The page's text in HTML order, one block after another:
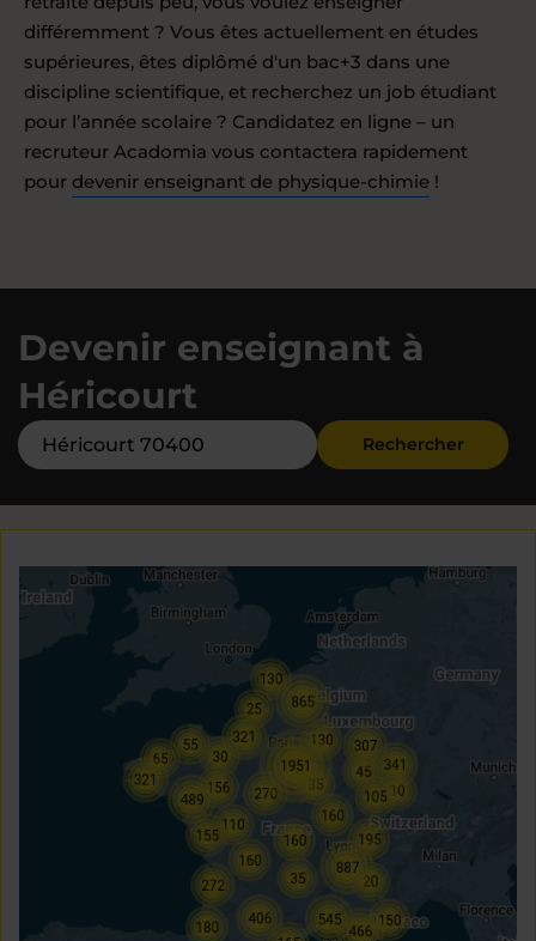
différemment ? Vous êtes actuellement en études
supérieures, êtes diplômé d'un bac+3 dans une
discipline scientifique, et recherchez un job étudiant
pour l’année scolaire ? Candidatez en ligne – un
recruteur Acadomia vous contactera rapidement
pour devenir enseignant de physique-chimie !
Devenir enseignant à
Héricourt
Rechercher